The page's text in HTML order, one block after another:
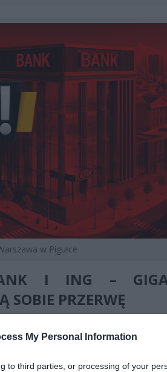
My Personal Information
to third parties, or processing of your
w Pigułce
I ING –
SOBIE PRZERWĘ
Bank Polska zaplanował
aplikacji mobilnej, BLIK-a ani